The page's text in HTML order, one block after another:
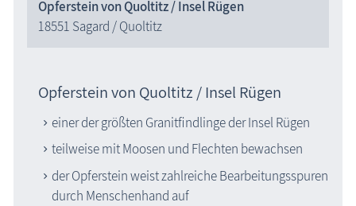
Opferstein von Quoltitz / Insel Rügen
18551 Sagard / Quoltitz
Opferstein von Quoltitz / Insel Rügen
einer der größten Granitfindlinge der Insel Rügen
teilweise mit Moosen und Flechten bewachsen
der Opferstein weist zahlreiche Bearbeitungsspuren
durch Menschenhand auf